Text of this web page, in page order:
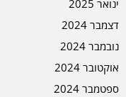
ינואר 2025
דצמבר 2024
נובמבר 2024
אוקטובר 2024
ספטמבר 2024